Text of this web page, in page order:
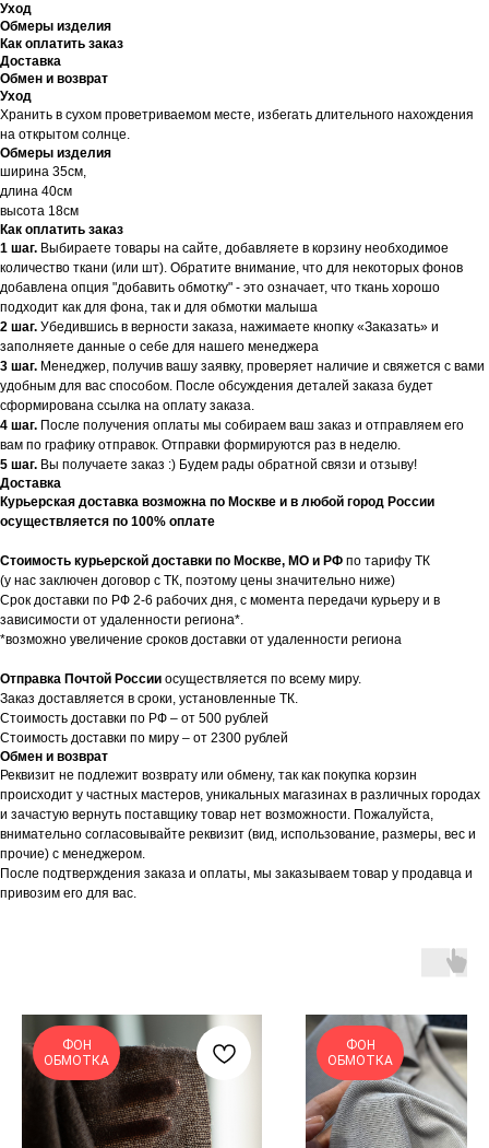
Уход
Обмеры изделия
Как оплатить заказ
Доставка
Обмен и возврат
Уход
Хранить в сухом проветриваемом месте, избегать длительного нахождения
на открытом солнце.
Обмеры изделия
ширина 35см,
длина 40см
высота 18см
Как оплатить заказ
1 шаг. Выбираете товары на сайте, добавляете в корзину необходимое
количество ткани (или шт). Обратите внимание, что для некоторых фонов
добавлена опция "добавить обмотку" - это означает, что ткань хорошо
подходит как для фона, так и для обмотки малыша
2 шаг. Убедившись в верности заказа, нажимаете кнопку «Заказать» и
заполняете данные о себе для нашего менеджера
3 шаг. Менеджер, получив вашу заявку, проверяет наличие и свяжется с вами
удобным для вас способом. После обсуждения деталей заказа будет
сформирована ссылка на оплату заказа.
4 шаг. После получения оплаты мы собираем ваш заказ и отправляем его
вам по графику отправок. Отправки формируются раз в неделю.
5 шаг. Вы получаете заказ :) Будем рады обратной связи и отзыву!
Доставка
Курьерская доставка возможна по Москве и в любой город России
осуществляется по 100% оплате
Стоимость курьерской доставки по Москве, МО и РФ по тарифу ТК
(у нас заключен договор с ТК, поэтому цены значительно ниже)
Срок доставки по РФ 2-6 рабочих дня, с момента передачи курьеру и в
зависимости от удаленности региона*.
*возможно увеличение сроков доставки от удаленности региона
Отправка Почтой России осуществляется по всему миру.
Заказ доставляется в сроки, установленные ТК.
Стоимость доставки по РФ – от 500 рублей
Стоимость доставки по миру – от 2300 рублей
Обмен и возврат
Реквизит не подлежит возврату или обмену, так как покупка корзин
происходит у частных мастеров, уникальных магазинах в различных городах
и зачастую вернуть поставщику товар нет возможности. Пожалуйста,
внимательно согласовывайте реквизит (вид, использование, размеры, вес и
прочие) с менеджером.
После подтверждения заказа и оплаты, мы заказываем товар у продавца и
привозим его для вас.
ФОН
ОБМОТКА
ФОН
ОБМОТКА